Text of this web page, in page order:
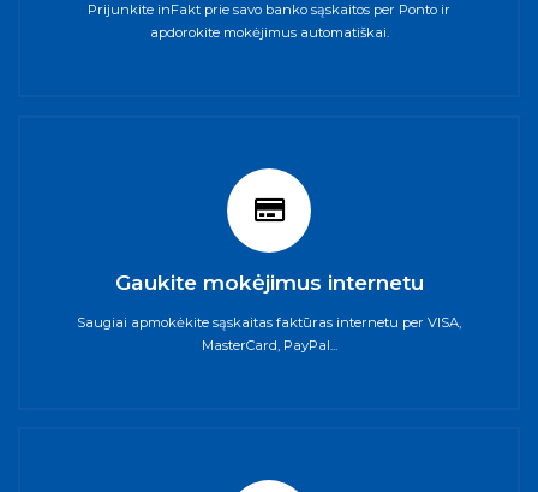
Prijunkite inFakt prie savo banko sąskaitos per Ponto ir
apdorokite mokėjimus automatiškai.
Gaukite mokėjimus internetu
Saugiai apmokėkite sąskaitas faktūras internetu per VISA,
MasterCard, PayPal...